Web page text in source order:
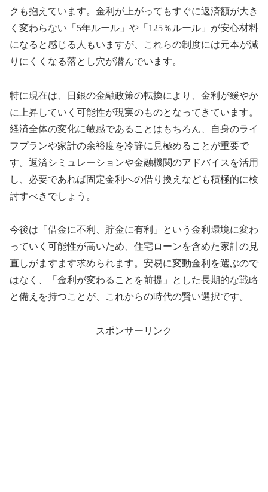
クも抱えています。金利が上がってもすぐに返済額が大き
く変わらない「5年ルール」や「125％ルール」が安心材料
になると感じる人もいますが、これらの制度には元本が減
りにくくなる落とし穴が潜んでいます。
特に現在は、日銀の金融政策の転換により、金利が緩やか
に上昇していく可能性が現実のものとなってきています。
経済全体の変化に敏感であることはもちろん、自身のライ
フプランや家計の余裕度を冷静に見極めることが重要で
す。返済シミュレーションや金融機関のアドバイスを活用
し、必要であれば固定金利への借り換えなども積極的に検
討すべきでしょう。
今後は「借金に不利、貯金に有利」という金利環境に変わ
っていく可能性が高いため、住宅ローンを含めた家計の見
直しがますます求められます。安易に変動金利を選ぶので
はなく、「金利が変わることを前提」とした長期的な戦略
と備えを持つことが、これからの時代の賢い選択です。
スポンサーリンク